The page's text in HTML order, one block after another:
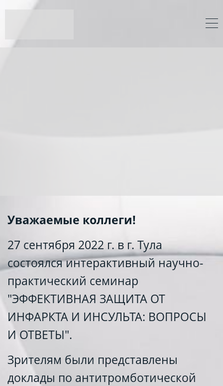
Уважаемые коллеги!
27 сентября 2022 г. в г. Тула
состоялся интерактивный научно-
практический семинар
"ЭФФЕКТИВНАЯ ЗАЩИТА ОТ
ИНФАРКТА И ИНСУЛЬТА: ВОПРОСЫ
И ОТВЕТЫ".
Зрителям были представлены
доклады по антитромботической